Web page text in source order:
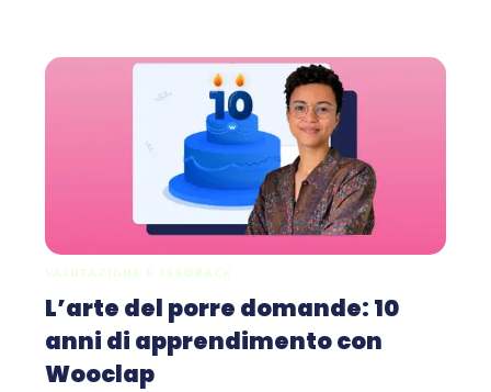
VALUTAZIONE E FEEDBACK
L’arte del porre domande: 10
anni di apprendimento con
Wooclap